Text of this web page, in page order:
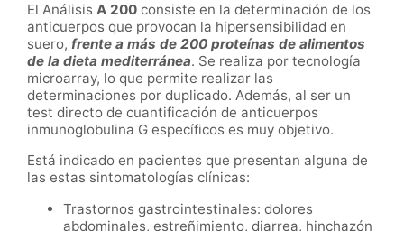
El Análisis A 200 consiste en la determinación de los
anticuerpos que provocan la hipersensibilidad en
suero, frente a más de 200 proteínas de alimentos
de la dieta mediterránea. Se realiza por tecnología
microarray, lo que permite realizar las
determinaciones por duplicado. Además, al ser un
test directo de cuantificación de anticuerpos
inmunoglobulina G específicos es muy objetivo.
Está indicado en pacientes que presentan alguna de
las estas sintomatologías clínicas:
Trastornos gastrointestinales: dolores
abdominales, estreñimiento, diarrea, hinchazón